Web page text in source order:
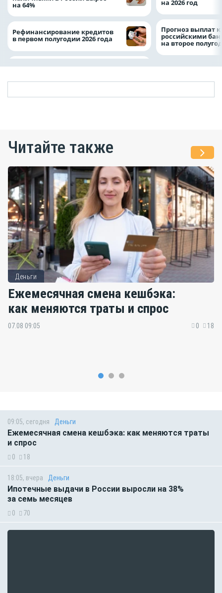
на 64%
Рефинансирование кредитов
в первом полугодии 2026 года
на 2026 год
Прогноз выплат
российскими
на второе
Читайте также
Деньги
Ежемесячная смена кешбэка:
как меняются траты и спрос
07.08 09:05 0 18
09:05, сегодня Деньги
Ежемесячная смена кешбэка: как меняются траты
и спрос
0 18
18:05, вчера Деньги
Ипотечные выдачи в России выросли на 38%
за семь месяцев
0 70